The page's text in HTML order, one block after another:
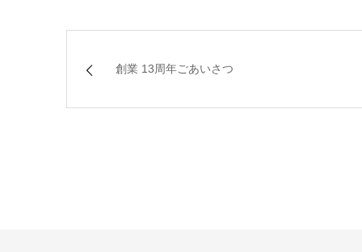
創業 13周年ごあいさつ